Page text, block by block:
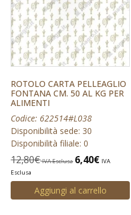
ROTOLO CARTA PELLEAGLIO
FONTANA CM. 50 AL KG PER
ALIMENTI
Codice: 622514#L038
Disponibilità sede: 30
Disponibilità filiale: 0
12,80€ IVA Esclusa 6,40€ IVA
Esclusa
Aggiungi al carrello